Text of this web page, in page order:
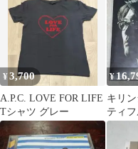
¥3,700
A.P.C. LOVE FOR LIFE
Tシャツ グレー
¥
キリ
ティフ
イフ